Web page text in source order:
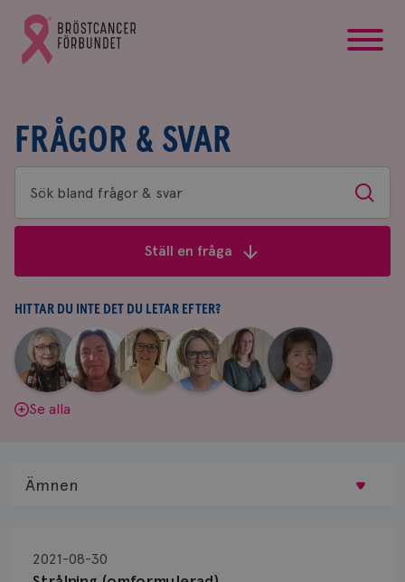
Gå
till
Bröstcancerförbundets
FRÅGOR & SVAR
Sök
bland
&
svar
Sök
Ställ en fråga
HITTAR DU INTE DET DU LETAR EFTER?
Aina
Johnsson
|
Anne
Andersson
Fredrika
Killander
|
Jeanette
Bäcklund
|
Maria
Edegran
|
Yvette
Andersson
Se alla
2021-08-30
Ämnen
Biopsi